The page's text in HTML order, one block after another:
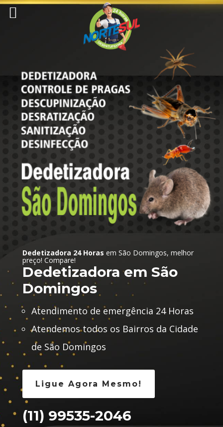
Dedetizadora 24 Horas em São Domingos, melhor
preço! Compare!
Dedetizadora em São
Domingos
Atendimento de emergência 24 Horas
Atendemos todos os Bairros da Cidade
de São Domingos
Ligue Agora Mesmo!
(11) 99535-2046